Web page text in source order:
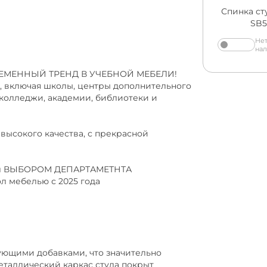
ТРЕНД В УЧЕБНОЙ МЕБЕЛИ!
школы, центры дополнительного
академии, библиотеки и
качества, с прекрасной
ВЫБОРОМ ДЕПАРТАМЕТНТА
с 2025 года
добавками, что значительно
Спинка